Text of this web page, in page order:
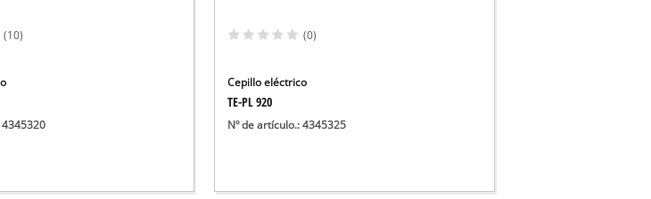
Aspiradoras para cenizas
Arrancadores
(10)
4345320
(0)
Cepillo eléctrico
TE-PL 920
Nº de artículo.: 4345325